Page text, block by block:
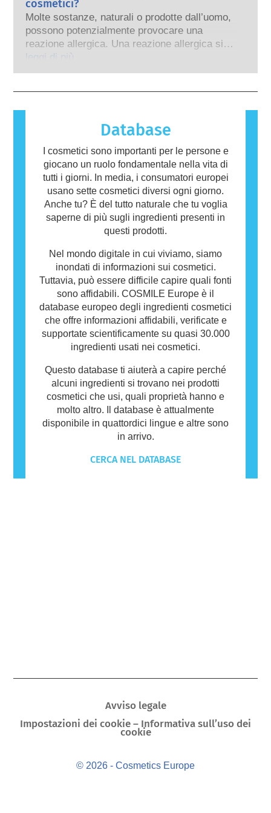
Le rigorose valutazioni di sicurezza dei
prodotti da parte di esperti scientifici
qualificati, che le aziende sono obbligate per
legge a effettuare, coprono tutti i potenziali
rischi, inclusa la potenziale interferenza con il
cercare alternative alla sperimentazione sugli
animali per valutare la sicurezza degli
ingredienti e dei prodotti cosmetici.
cosmetici?
Molte sostanze, naturali o prodotte dall’uomo,
possono potenzialmente provocare una
reazione allergica. Una reazione allergica si
verifica quando il sistema immunitario di una
Cosmetici e prodotti per la cura della persona
possono contenere ingredienti che potrebbero
risultare allergenici per alcune persone. Ciò
non significa che il prodotto non sia sicuro da
utilizzare per gli altri.
leggi di più
Database
I cosmetici sono importanti per le persone e
giocano un ruolo fondamentale nella vita di
tutti i giorni. In media, i consumatori europei
usano sette cosmetici diversi ogni giorno.
Anche tu? È del tutto naturale che tu voglia
saperne di più sugli ingredienti presenti in
questi prodotti.
Nel mondo digitale in cui viviamo, siamo
inondati di informazioni sui cosmetici.
Tuttavia, può essere difficile capire quali fonti
sono affidabili. COSMILE Europe è il
database europeo degli ingredienti cosmetici
che offre informazioni affidabili, verificate e
supportate scientificamente su quasi 30.000
ingredienti usati nei cosmetici.
Questo database ti aiuterà a capire perché
alcuni ingredienti si trovano nei prodotti
cosmetici che usi, quali proprietà hanno e
molto altro. Il database è attualmente
disponibile in quattordici lingue e altre sono
in arrivo.
CERCA NEL DATABASE
Avviso legale
Impostazioni dei cookie – Informativa sull’uso dei
cookie
© 2026 - Cosmetics Europe